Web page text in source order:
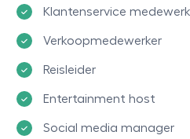
Klantenservice
Verkoopmedewerker
Reisleider
Entertainment host
Social media manager